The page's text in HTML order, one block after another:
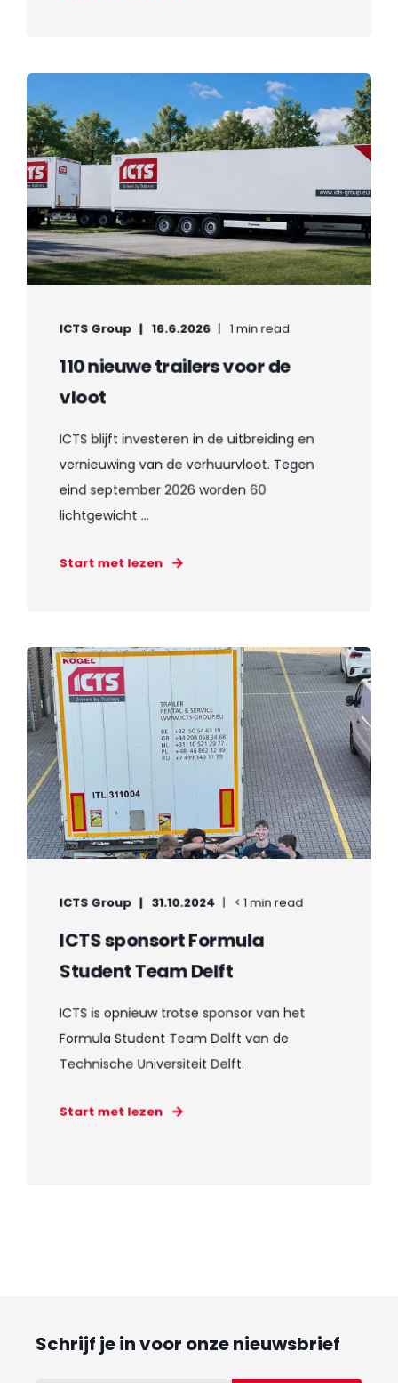
ICTS Group 16.6.2026 1 min read
110 nieuwe trailers voor de
vloot
ICTS blijft investeren in de uitbreiding en
vernieuwing van de verhuurvloot. Tegen
eind september 2026 worden 60
lichtgewicht ...
Start met lezen
ICTS Group 31.10.2024 < 1 min read
ICTS sponsort Formula
Student Team Delft
ICTS is opnieuw trotse sponsor van het
Formula Student Team Delft van de
Technische Universiteit Delft.
Start met lezen
Schrijf je in voor onze nieuwsbrief